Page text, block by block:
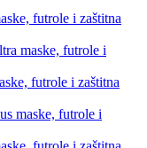
futrole i zaštitna
maske, futrole i
futrole i zaštitna
maske, futrole i